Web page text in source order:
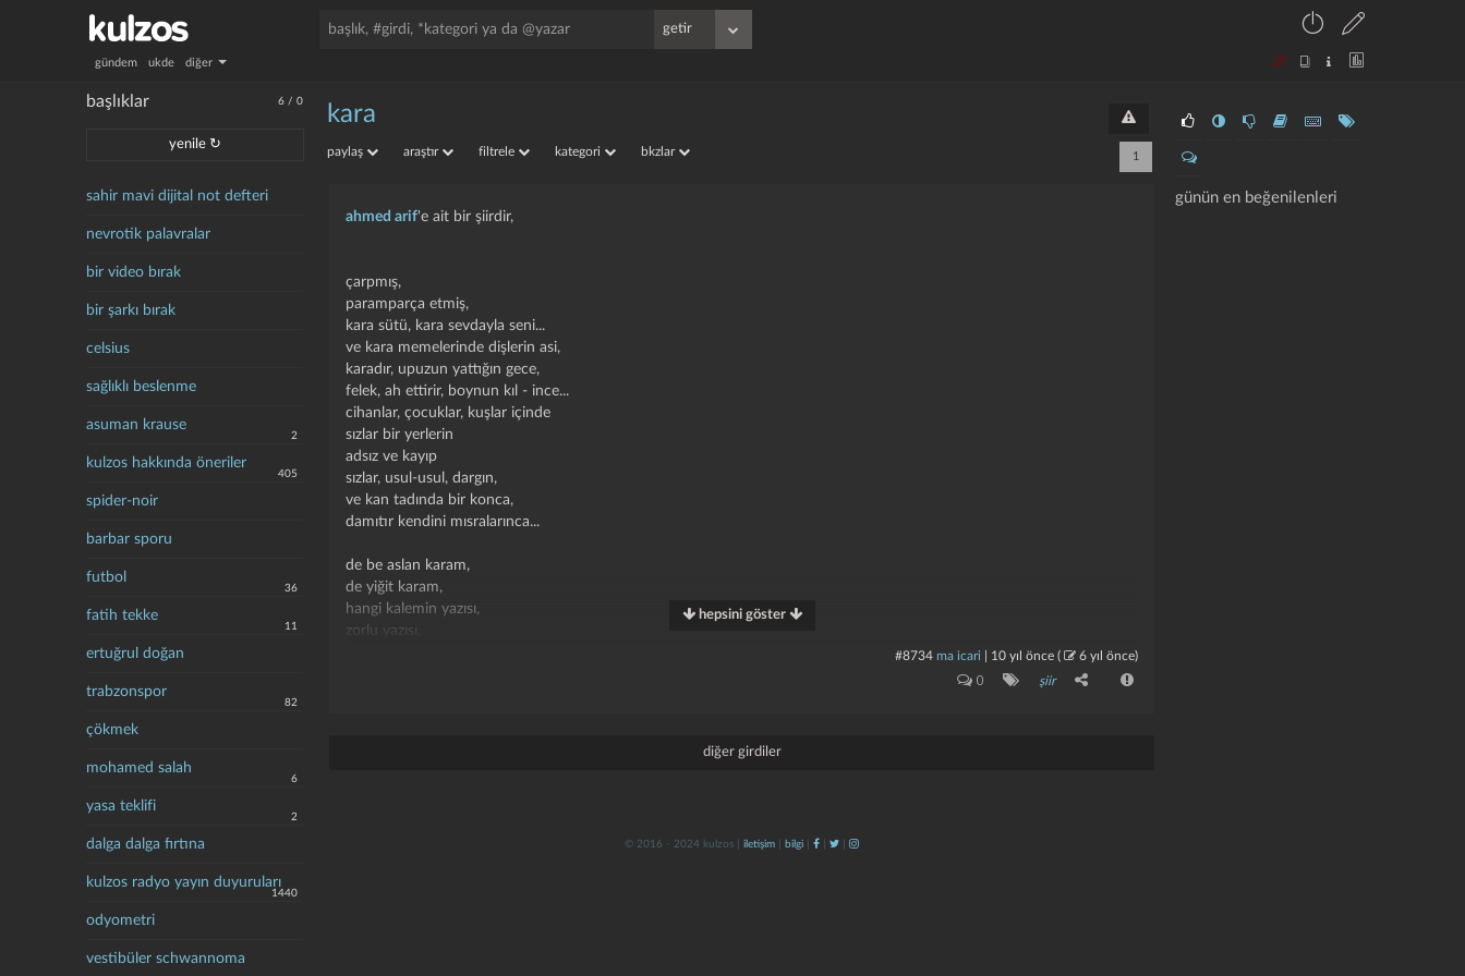
gündem ukde diğer
6 /0
başlıklar
yenile ↻
sahir mavi dijital not defteri
nevrotik palavralar
bir video bırak
bir şarkı bırak
celsius
sağlıklı beslenme
asuman krause
2
kulzos hakkında öneriler
405
spider-noir
barbar sporu
futbol
36
fatih tekke
11
ertuğrul doğan
trabzonspor
82
çökmek
mohamed salah
6
yasa teklifi
2
dalga dalga fırtına
kulzos radyo yayın duyuruları
1440
odyometri
vestibüler schwannoma
günün en beğenilenleri
kara
paylaş araştır filtrele kategori bkzlar 1
ahmed arif'e ait bir şiirdir,
çarpmış,
paramparça etmiş,
kara sütü, kara sevdayla seni...
ve kara memelerinde dişlerin asi,
karadır, upuzun yattığın gece,
felek, ah ettirir, boynun kıl - ince...
cihanlar, çocuklar, kuşlar içinde
sızlar bir yerlerin
adsız ve kayıp
sızlar, usul-usul, dargın,
ve kan tadında bir konca,
damıtır kendini mısralarınca...
de be aslan karam,
de yiğit karam,
hangi kalemin yazısı,
zorlu yazısı,
hepsini göster
#8734 ma icari 10 yıl önce ( 6 yıl önce)
0 şiir
diğer girdiler
© 2016 - 2024 kulzos | iletişim bilgi